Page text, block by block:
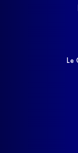
Le